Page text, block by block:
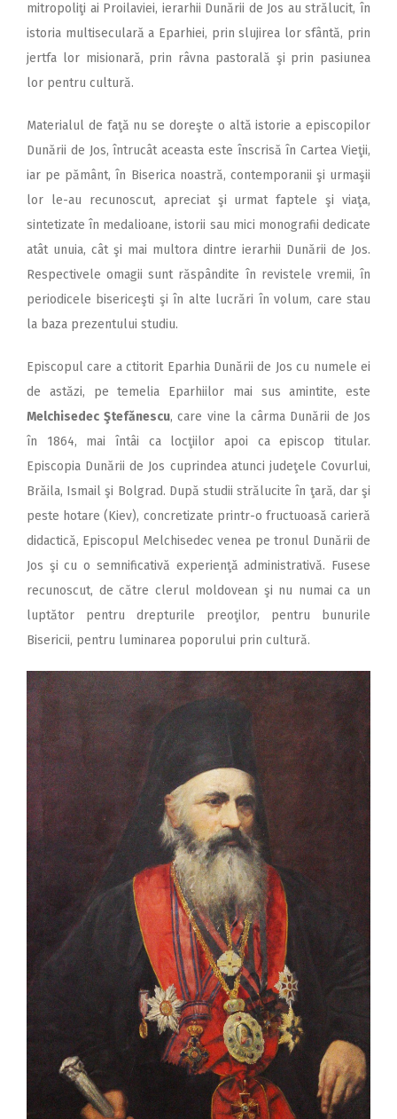
mitropoliţi ai Proilaviei, ierarhii Dunării de Jos au strălucit, în
istoria multiseculară a Eparhiei, prin slujirea lor sfântă, prin
jertfa lor misionară, prin râvna pastorală şi prin pasiunea
lor pentru cultură.
Materialul de faţă nu se doreşte o altă istorie a episcopilor
Dunării de Jos, întrucât aceasta este înscrisă în Cartea Vieţii,
iar pe pământ, în Biserica noastră, contemporanii şi urmaşii
lor le-au recunoscut, apreciat şi urmat faptele şi viaţa,
sintetizate în medalioane, istorii sau mici monografii dedicate
atât unuia, cât şi mai multora dintre ierarhii Dunării de Jos.
Respectivele omagii sunt răspândite în revistele vremii, în
periodicele bisericeşti şi în alte lucrări în volum, care stau
la baza prezentului studiu.
Episcopul care a ctitorit Eparhia Dunării de Jos cu numele ei
de astăzi, pe temelia Eparhiilor mai sus amintite, este
Melchisedec Ştefănescu, care vine la cârma Dunării de Jos
în 1864, mai întâi ca locţiilor apoi ca episcop titular.
Episcopia Dunării de Jos cuprindea atunci judeţele Covurlui,
Brăila, Ismail şi Bolgrad. După studii strălucite în ţară, dar şi
peste hotare (Kiev), concretizate printr-o fructuoasă carieră
didactică, Episcopul Melchisedec venea pe tronul Dunării de
Jos şi cu o semnificativă experienţă administrativă. Fusese
recunoscut, de către clerul moldovean şi nu numai ca un
luptător pentru drepturile preoţilor, pentru bunurile
Bisericii, pentru luminarea poporului prin cultură.